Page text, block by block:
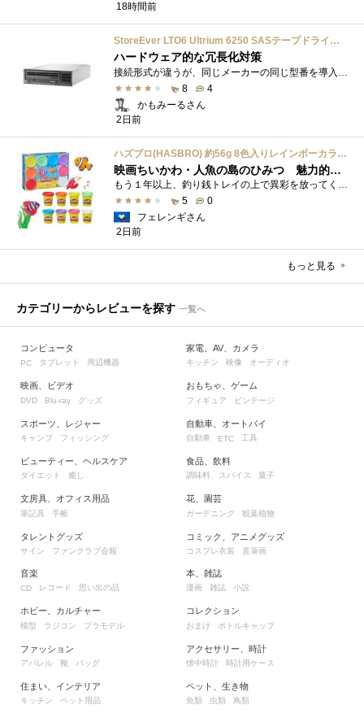
18時間前
StoreEver LTO6 Ultrium 6250 SASテープドライブ(内蔵型)
ハードウェア的な冗長化対策
接続形式が違うが、同じメーカーの同じ型番を導入しています。製品としてのレビューは下記の方で行っています。いざ使おうとしたときに故障�...
8
4
かもみーるさん
2日前
ハズブロ(HASBRO) 約56g 8色入りレインボーカラーのプレイ・ドー、新学期用品、2才以上のプリスクールの子供向け、子供向けのアート&クラフト 粘土 ねんど、こどもの日、子供の日プレゼント
映画ちいかわ・人魚の島のひみつ 魅力的なビラン：セイレーンを造ってみた
もう１年以上、釣り銭トレイの上で異彩を放ってくれたミャクミャクのマグネット 映画ちいかわ人魚の島のひみつを鑑賞後、素敵なビランのセイ...
5
0
フェレンギさん
2日前
もっと見る
カテゴリーからレビューを探す 一覧へ
コンピュータ
PC タブレット 周辺機器
映画、ビデオ
DVD Blu-ray グッズ
スポーツ、レジャー
キャンプ フィッシング
ビューティー、ヘルスケア
ダイエット 癒し
文房具、オフィス用品
筆記具 手帳
タレントグッズ
サイン ファンクラブ会報
家電、AV、カメラ
キッチン 映像 オーディオ
おもちゃ、ゲーム
フィギュア ビンテージ
自動車、オートバイ
自動車 ETC 工具
食品、飲料
調味料、スパイス 菓子
花、園芸
ガーデニング 観葉植物
コミック、アニメグッズ
コスプレ衣装 直筆画
音楽
CD レコード 思い出の品
ホビー、カルチャー
模型 ラジコン プラモデル
ファッション
アパレル 靴 バッグ
住まい、インテリア
キッチン ペット用品
本、雑誌
漫画 雑誌 小説
コレクション
おまけ ボトルキャップ
アクセサリー、時計
懐中時計 時計用ケース
ペット、生き物
魚類 虫類 鳥類